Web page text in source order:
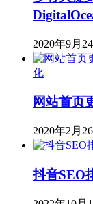
2020年9月
化
网站首页
2020年2月
抖音SEO